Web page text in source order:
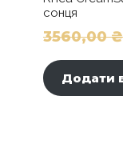
сонця
3560,00₴
Додати